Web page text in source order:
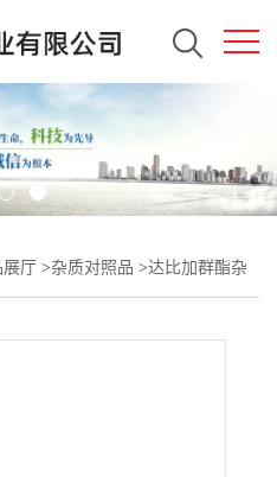
展厅 >杂质对照品 >达比加群酯杂